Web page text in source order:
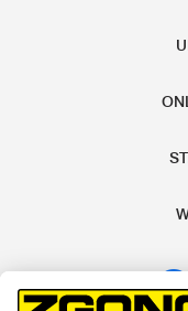
Sie sicher nicht
Für jede